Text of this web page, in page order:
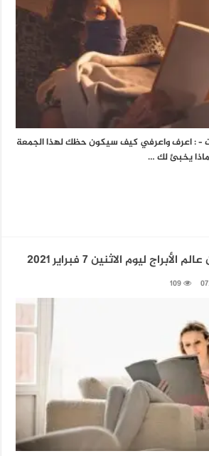
– : اعرف واعرفي كيف سيكون حظك لهذا الجمعة
ليوم الاثنين 7 فبراير 2021
109